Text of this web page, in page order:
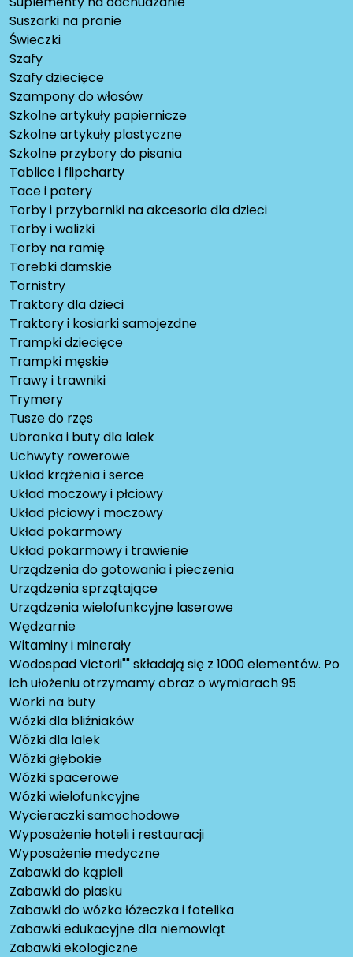
Suszarki na pranie
Świeczki
Szafy
Szafy dziecięce
Szampony do włosów
Szkolne artykuły papiernicze
Szkolne artykuły plastyczne
Szkolne przybory do pisania
Tablice i flipcharty
Tace i patery
Torby i przyborniki na akcesoria dla dzieci
Torby i walizki
Torby na ramię
Torebki damskie
Tornistry
Traktory dla dzieci
Traktory i kosiarki samojezdne
Trampki dziecięce
Trampki męskie
Trawy i trawniki
Trymery
Tusze do rzęs
Ubranka i buty dla lalek
Uchwyty rowerowe
Układ krążenia i serce
Układ moczowy i płciowy
Układ płciowy i moczowy
Układ pokarmowy
Układ pokarmowy i trawienie
Urządzenia do gotowania i pieczenia
Urządzenia sprzątające
Urządzenia wielofunkcyjne laserowe
Wędzarnie
Witaminy i minerały
Wodospad Victorii"" składają się z 1000 elementów. Po
ich ułożeniu otrzymamy obraz o wymiarach 95
Worki na buty
Wózki dla bliźniaków
Wózki dla lalek
Wózki głębokie
Wózki spacerowe
Wózki wielofunkcyjne
Wycieraczki samochodowe
Wyposażenie hoteli i restauracji
Wyposażenie medyczne
Zabawki do kąpieli
Zabawki do piasku
Zabawki do wózka łóżeczka i fotelika
Zabawki edukacyjne dla niemowląt
Zabawki ekologiczne